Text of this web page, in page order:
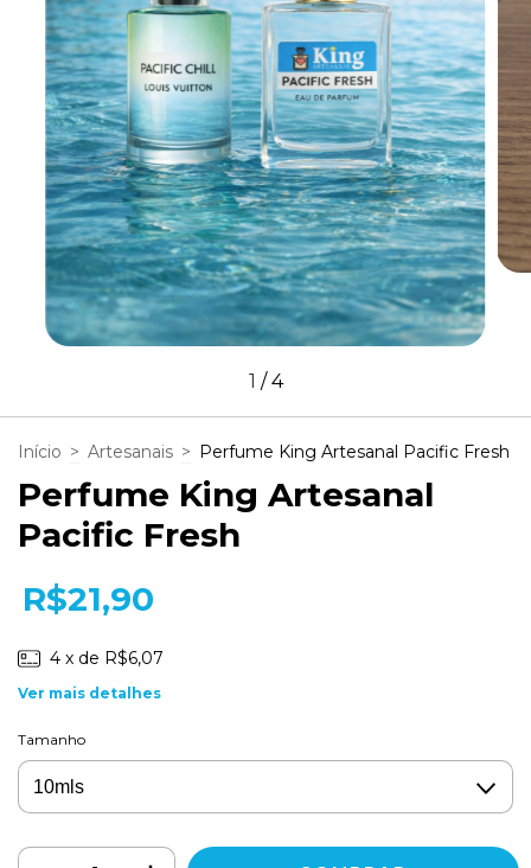
1 /4
Início > Artesanais > Perfume King Artesanal Pacific Fresh
Perfume King Artesanal
Pacific Fresh
R$21,90
4 x de R$6,07
Ver mais detalhes
Tamanho